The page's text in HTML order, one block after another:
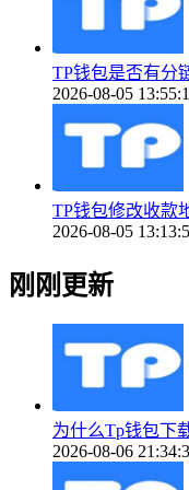
TP钱包是否有分
2026-08-05
TP钱包修改收款
2026-08-05
刚刚更新
为什么Tp钱包下
2026-08-06